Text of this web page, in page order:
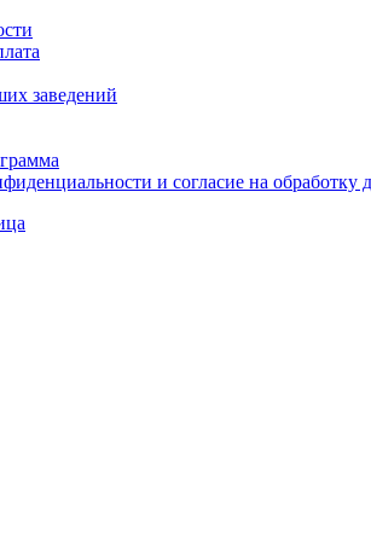
заведений
и согласие на обработку